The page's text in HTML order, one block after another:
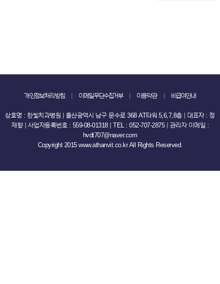
개인정보처리방침 이메일무단수집거부 이용약관 비급여안내
상호명 : 한빛치과병원 ｜ 울산광역시 남구 문수로 368 AT타워 5,6,7,8층 ｜ 대표자 : 정
재향 ｜ 사업자등록번호 : 559-08-01318 ｜ TEL : 052-707-2875 ｜ 관리자 이메일 :
hvdt707@naver.com
Copyright 2015 www.athanvit.co.kr All Rights Reserved.